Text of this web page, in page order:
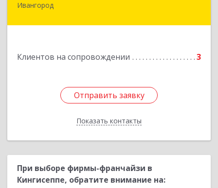
Ивангород
Клиентов на сопровождении 3
Отправить заявку
Показать контакты
Отправить заявку
Назад
При выборе фирмы-франчайзи в
Кингисеппе, обратите внимание на: